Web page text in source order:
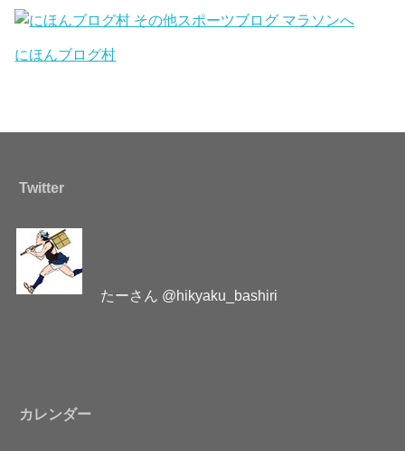
にほんブログ村
Twitter
たーさん @hikyaku_bashiri
カレンダー